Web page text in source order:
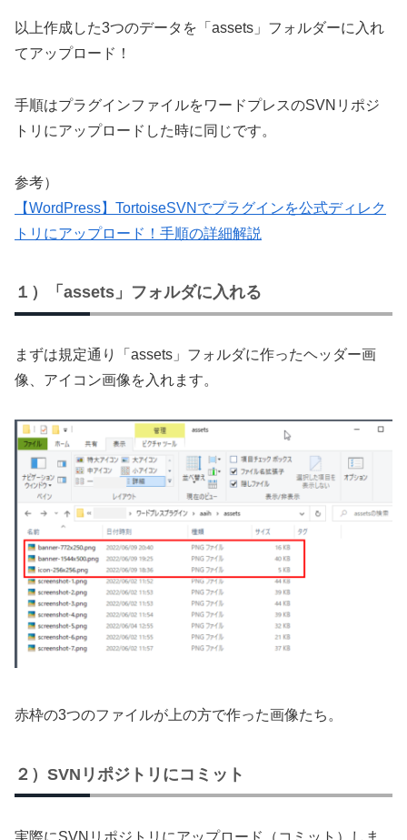
以上作成した3つのデータを「assets」フォルダーに入れ
てアップロード！
手順はプラグインファイルをワードプレスのSVNリポジ
トリにアップロードした時に同じです。
参考）
【WordPress】TortoiseSVNでプラグインを公式ディレク
トリにアップロード！手順の詳細解説
１）「assets」フォルダに入れる
まずは規定通り「assets」フォルダに作ったヘッダー画
像、アイコン画像を入れます。
赤枠の3つのファイルが上の方で作った画像たち。
２）SVNリポジトリにコミット
実際にSVNリポジトリにアップロード（コミット）しま